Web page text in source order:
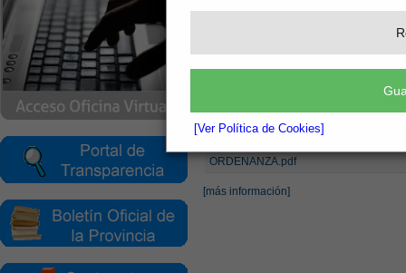
[Ver Política de Cookies]
Secretaría
Normas -
Adjuntos
ORDENANZA.pdf
[más información]